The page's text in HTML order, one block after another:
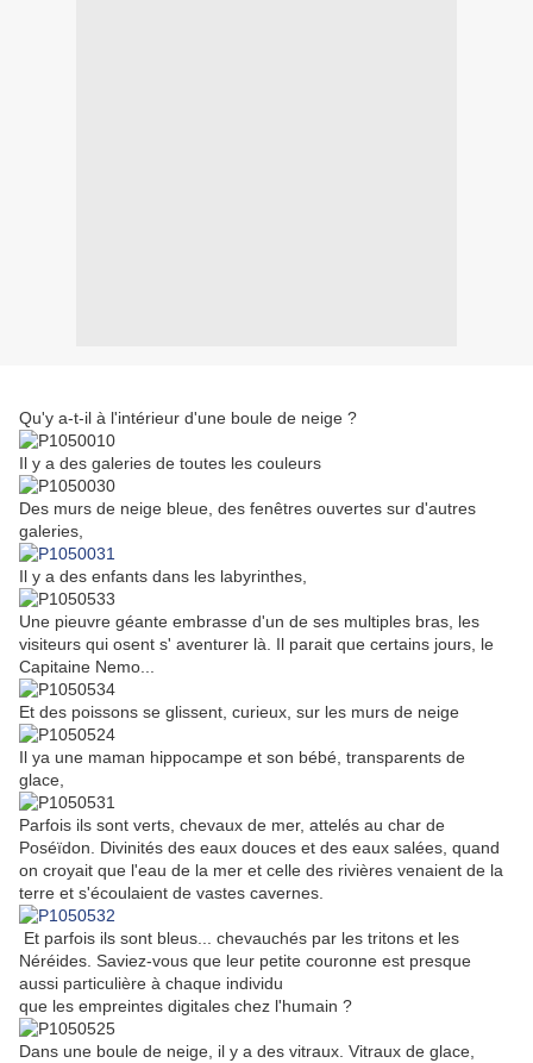
Qu'y a-t-il à l'intérieur d'une boule de neige ?
Il y a des galeries de toutes les couleurs
Des murs de neige bleue, des fenêtres ouvertes sur d'autres
galeries,
Il y a des enfants dans les labyrinthes,
Une pieuvre géante embrasse d'un de ses multiples bras, les
visiteurs qui osent s' aventurer là. Il parait que certains jours, le
Capitaine Nemo...
Et des poissons se glissent, curieux, sur les murs de neige
Il ya une maman hippocampe et son bébé, transparents de
glace,
Parfois ils sont verts, chevaux de mer, attelés au char de
Poséïdon. Divinités des eaux douces et des eaux salées, quand
on croyait que l'eau de la mer et celle des rivières venaient de la
terre et s'écoulaient de vastes cavernes.
Et parfois ils sont bleus... chevauchés par les tritons et les
Néréides. Saviez-vous que leur petite couronne est presque
aussi particulière à chaque individu
que les empreintes digitales chez l'humain ?
Dans une boule de neige, il y a des vitraux. Vitraux de glace,